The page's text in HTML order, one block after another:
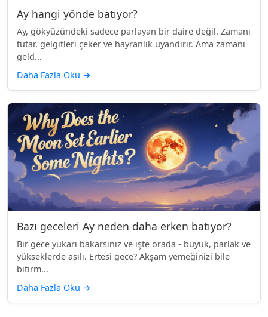
Ay hangi yönde batıyor?
Ay, gökyüzündeki sadece parlayan bir daire değil. Zamanı
tutar, gelgitleri çeker ve hayranlık uyandırır. Ama zamanı
geld...
Daha Fazla Oku →
Bazı geceleri Ay neden daha erken batıyor?
Bir gece yukarı bakarsınız ve işte orada - büyük, parlak ve
yükseklerde asılı. Ertesi gece? Akşam yemeğinizi bile
bitirm...
Daha Fazla Oku →